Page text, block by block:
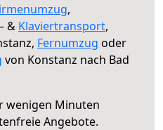
,
& Klaviertransport,
Fernumzug oder
von Konstanz nach Bad
wenigen Minuten
Angebote.